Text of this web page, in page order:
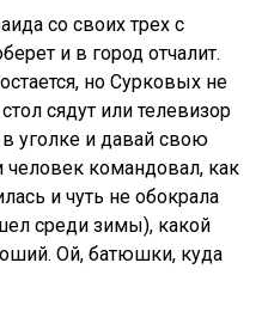
со своих трех с
и в город отчалит.
но Сурковых не
сядут или телевизор
в уголке и давай свою
человек командовал, как
и чуть не обокрала
среди зимы), какой
Ой, батюшки, куда